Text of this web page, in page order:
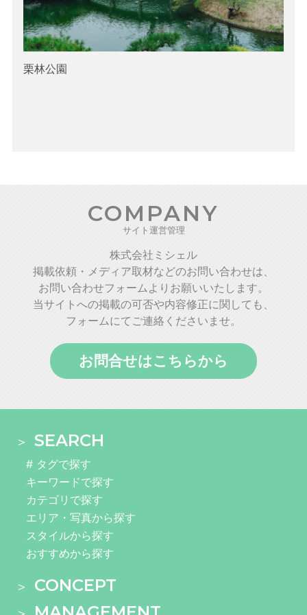
栗林公園
COMPANY
サイト運営管理
株式会社ミシェル
掲載依頼・メディア取材などのお問い合わせは、
お問い合わせフォームよりお願いいたします。
当サイトへの掲載の可否や内容修正に関しても、
フォームにてご連絡くださいませ。
お問合せはこちらから
SEARCH
# タグで探す
キーワードで探す
カテゴリで探す
エリア・写真から探す
スタイルから探す
おすすめから探す
CONCEPT